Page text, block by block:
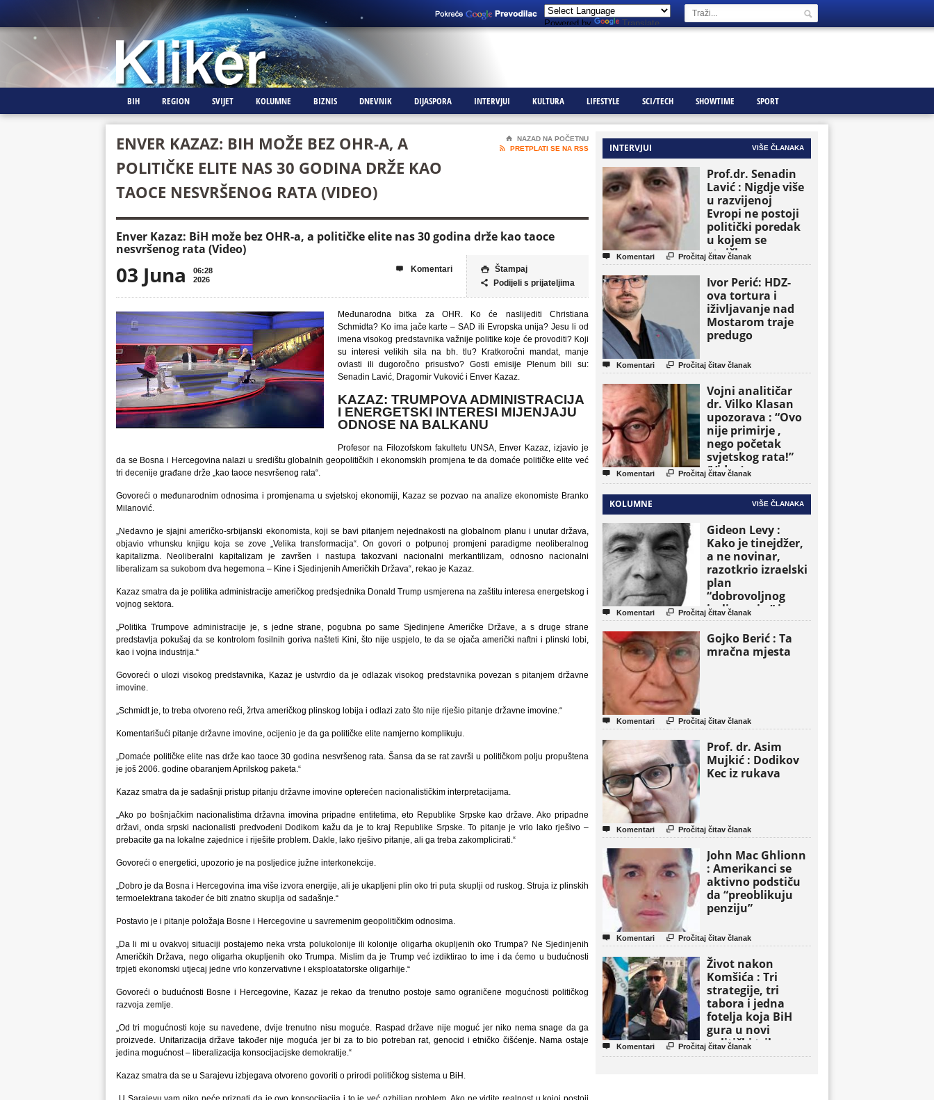
Powered by Translate
BIH REGION SVIJET KOLUMNE BIZNIS DNEVNIK DIJASPORA INTERVJUI KULTURA LIFESTYLE SCI/TECH SHOWTIME SPORT
ENVER KAZAZ: BIH MOŽE BEZ OHR-A, A
POLITIČKE ELITE NAS 30 GODINA DRŽE KAO
TAOCE NESVRŠENOG RATA (VIDEO)
⌂
NAZAD NA POČETNU

PRETPLATI SE NA RSS
Enver Kazaz: BiH može bez OHR-a, a političke elite nas 30 godina drže kao taoce
nesvršenog rata (Video)
03 Juna
06:28
2026
 Štampaj
 Podijeli s prijateljima
 Komentari
Međunarodna bitka za OHR. Ko će naslijediti Christiana
Schmidta? Ko ima jače karte – SAD ili Evropska unija? Jesu li od
imena visokog predstavnika važnije politike koje će provoditi? Koji
su interesi velikih sila na bh. tlu? Kratkoročni mandat, manje
ovlasti ili dugoročno prisustvo? Gosti emisije Plenum bili su:
Senadin Lavić, Dragomir Vuković i Enver Kazaz.
KAZAZ: TRUMPOVA ADMINISTRACIJA
I ENERGETSKI INTERESI MIJENJAJU
ODNOSE NA BALKANU
Profesor na Filozofskom fakultetu UNSA, Enver Kazaz, izjavio je
da se Bosna i Hercegovina nalazi u središtu globalnih geopolitičkih i ekonomskih promjena te da domaće političke elite već
tri decenije građane drže „kao taoce nesvršenog rata“.
Govoreći o međunarodnim odnosima i promjenama u svjetskoj ekonomiji, Kazaz se pozvao na analize ekonomiste Branko
Milanović.
„Nedavno je sjajni američko-srbijanski ekonomista, koji se bavi pitanjem nejednakosti na globalnom planu i unutar država,
objavio vrhunsku knjigu koja se zove „Velika transformacija“. On govori o potpunoj promjeni paradigme neoliberalnog
kapitalizma. Neoliberalni kapitalizam je završen i nastupa takozvani nacionalni merkantilizam, odnosno nacionalni
liberalizam sa sukobom dva hegemona – Kine i Sjedinjenih Američkih Država“, rekao je Kazaz.
Kazaz smatra da je politika administracije američkog predsjednika Donald Trump usmjerena na zaštitu interesa energetskog i
vojnog sektora.
„Politika Trumpove administracije je, s jedne strane, pogubna po same Sjedinjene Američke Države, a s druge strane
predstavlja pokušaj da se kontrolom fosilnih goriva našteti Kini, što nije uspjelo, te da se ojača američki naftni i plinski lobi,
kao i vojna industrija.“
Govoreći o ulozi visokog predstavnika, Kazaz je ustvrdio da je odlazak visokog predstavnika povezan s pitanjem državne
imovine.
„Schmidt je, to treba otvoreno reći, žrtva američkog plinskog lobija i odlazi zato što nije riješio pitanje državne imovine.“
Komentarišući pitanje državne imovine, ocijenio je da ga političke elite namjerno komplikuju.
„Domaće političke elite nas drže kao taoce 30 godina nesvršenog rata. Šansa da se rat završi u političkom polju propuštena
je još 2006. godine obaranjem Aprilskog paketa.“
Kazaz smatra da je sadašnji pristup pitanju državne imovine opterećen nacionalističkim interpretacijama.
„Ako po bošnjačkim nacionalistima državna imovina pripadne entitetima, eto Republike Srpske kao države. Ako pripadne
državi, onda srpski nacionalisti predvođeni Dodikom kažu da je to kraj Republike Srpske. To pitanje je vrlo lako rješivo –
prebacite ga na lokalne zajednice i riješite problem. Dakle, lako rješivo pitanje, ali ga treba zakomplicirati.“
Govoreći o energetici, upozorio je na posljedice južne interkonekcije.
„Dobro je da Bosna i Hercegovina ima više izvora energije, ali je ukapljeni plin oko tri puta skuplji od ruskog. Struja iz plinskih
termoelektrana također će biti znatno skuplja od sadašnje.“
Postavio je i pitanje položaja Bosne i Hercegovine u savremenim geopolitičkim odnosima.
„Da li mi u ovakvoj situaciji postajemo neka vrsta polukolonije ili kolonije oligarha okupljenih oko Trumpa? Ne Sjedinjenih
Američkih Država, nego oligarha okupljenih oko Trumpa. Mislim da je Trump već izdiktirao to ime i da ćemo u budućnosti
trpjeti ekonomski utjecaj jedne vrlo konzervativne i eksploatatorske oligarhije.“
Govoreći o budućnosti Bosne i Hercegovine, Kazaz je rekao da trenutno postoje samo ograničene mogućnosti političkog
razvoja zemlje.
„Od tri mogućnosti koje su navedene, dvije trenutno nisu moguće. Raspad države nije moguć jer niko nema snage da ga
proizvede. Unitarizacija države također nije moguća jer bi za to bio potreban rat, genocid i etničko čišćenje. Nama ostaje
jedina mogućnost – liberalizacija konsocijacijske demokratije.“
Kazaz smatra da se u Sarajevu izbjegava otvoreno govoriti o prirodi političkog sistema u BiH.
INTERVJUI VIŠE ČLANAKA
Prof.dr. Senadin
Lavić : Nigdje više
u razvijenoj
Evropi ne postoji
politički poredak
u kojem se
etničke grupe
pojavljuju kao
osnovne političke
jedinice
 Komentari  Pročitaj čitav članak
Ivor Perić: HDZ-
ova tortura i
iživljavanje nad
Mostarom traje
predugo
 Komentari  Pročitaj čitav članak
Vojni analitičar
dr. Vilko Klasan
upozorava : “Ovo
nije primirje ,
nego početak
svjetskog rata!”
(Video)
 Komentari  Pročitaj čitav članak
KOLUMNE VIŠE ČLANAKA
Gideon Levy :
Kako je tinejdžer,
a ne novinar,
razotkrio izraelski
plan
“dobrovoljnog
iseljavanja ” iz
Gaze
 Komentari  Pročitaj čitav članak
Gojko Berić : Ta
mračna mjesta
 Komentari  Pročitaj čitav članak
Prof. dr. Asim
Mujkić : Dodikov
Kec iz rukava
 Komentari  Pročitaj čitav članak
John Mac Ghlionn
: Amerikanci se
aktivno podstiču
da “preoblikuju
penziju”
 Komentari  Pročitaj čitav članak
Život nakon
Komšića : Tri
strategije, tri
tabora i jedna
fotelja koja BiH
gura u novi
politički triler
 Komentari  Pročitaj čitav članak